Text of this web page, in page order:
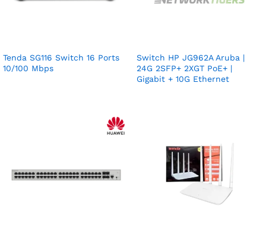
Tenda SG116 Switch 16 Ports
10/100 Mbps
Switch HP JG962A Aruba |
24G 2SFP+ 2XGT PoE+ |
Gigabit + 10G Ethernet